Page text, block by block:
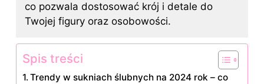
co pozwala dostosować krój i detale do
Twojej figury oraz osobowości.
Spis treści
Trendy w sukniach ślubnych na 2024 rok – co